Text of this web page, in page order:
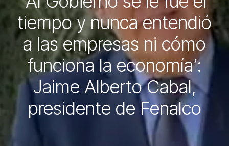
tiempo y nunca entendió
a las empresas ni cómo
funciona la economía’:
Jaime Alberto Cabal,
presidente de Fenalco